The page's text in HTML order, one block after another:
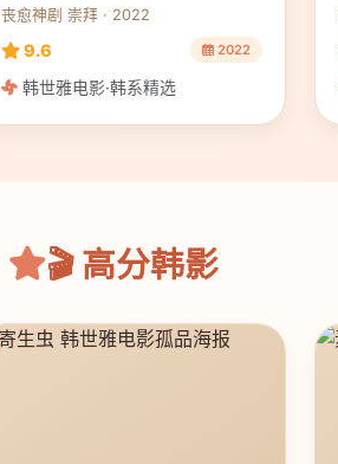
丧愈神剧 崇拜 · 2022
9.6 2022
韩世雅电影·韩系精选
🎬 高分韩影